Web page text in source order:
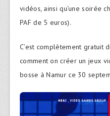
vidéos, ainsi qu’une soirée
PAF de 5 euros).
C’est complètement gratuit
comment on créer un jeux
bosse à Namur ce 30